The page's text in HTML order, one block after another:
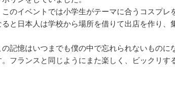
のイベントでは小学生がテーマに合うコスプレ
と日本人は学校から場所を借りて出店を作り、
記憶はいつまでも僕の中で忘れられないものに
フランスと同じようにまた楽しく、ビックリす